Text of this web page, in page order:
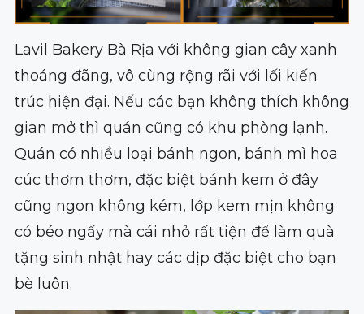
Lavil Bakery Bà Rịa với không gian cây xanh
thoáng đãng, vô cùng rộng rãi với lối kiến
trúc hiện đại. Nếu các bạn không thích không
gian mở thì quán cũng có khu phòng lạnh.
Quán có nhiều loại bánh ngon, bánh mì hoa
cúc thơm thơm, đặc biệt bánh kem ở đây
cũng ngon không kém, lớp kem mịn không
có béo ngấy mà cái nhỏ rất tiện để làm quà
tặng sinh nhật hay các dịp đặc biệt cho bạn
bè luôn.